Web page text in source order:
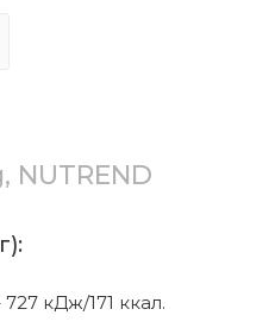
NUTREND
727 кДж/171 ккал.